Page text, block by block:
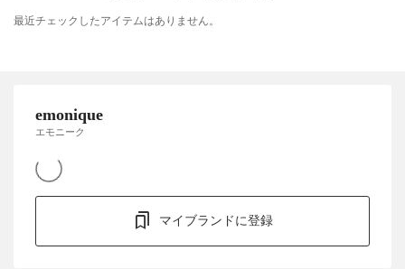
最近チェックしたアイテムはありません。
emonique
エモニーク
マイブランドに登録